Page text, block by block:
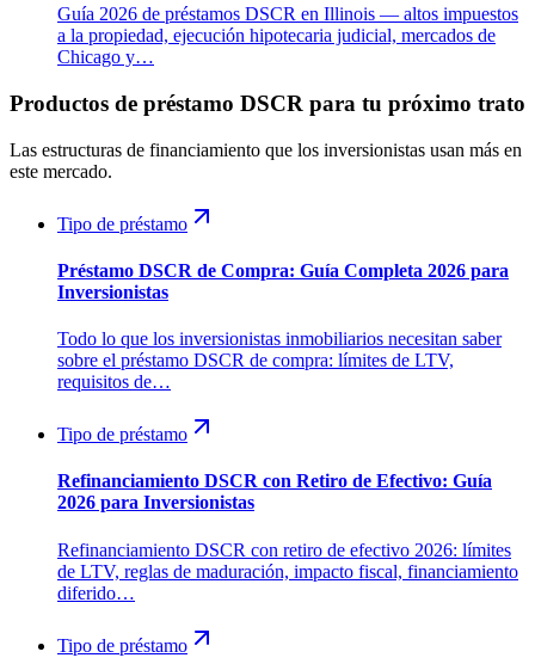
Guía 2026 de préstamos DSCR en Illinois — altos impuestos
a la propiedad, ejecución hipotecaria judicial, mercados de
Chicago y…
Productos de préstamo DSCR para tu próximo trato
Las estructuras de financiamiento que los inversionistas usan más en
este mercado.
Tipo de préstamo
Préstamo DSCR de Compra: Guía Completa 2026 para
Inversionistas
Todo lo que los inversionistas inmobiliarios necesitan saber
sobre el préstamo DSCR de compra: límites de LTV,
requisitos de…
Tipo de préstamo
Refinanciamiento DSCR con Retiro de Efectivo: Guía
2026 para Inversionistas
Refinanciamiento DSCR con retiro de efectivo 2026: límites
de LTV, reglas de maduración, impacto fiscal, financiamiento
diferido…
Tipo de préstamo